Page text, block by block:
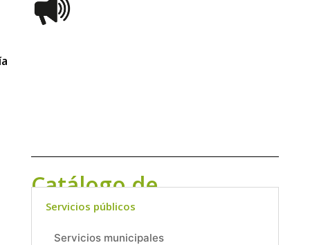
Catálogo de
procedimientos
Servicios públicos
Servicios municipales